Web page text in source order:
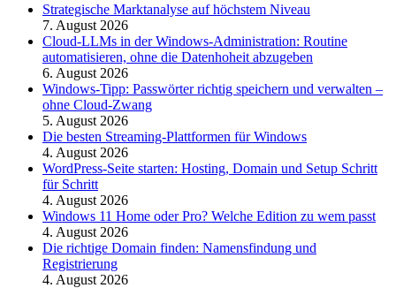
Strategische Marktanalyse auf höchstem Niveau
7. August 2026
Cloud-LLMs in der Windows-Administration: Routine
automatisieren, ohne die Datenhoheit abzugeben
6. August 2026
Windows-Tipp: Passwörter richtig speichern und verwalten –
ohne Cloud-Zwang
5. August 2026
Die besten Streaming-Plattformen für Windows
4. August 2026
WordPress-Seite starten: Hosting, Domain und Setup Schritt
für Schritt
4. August 2026
Windows 11 Home oder Pro? Welche Edition zu wem passt
4. August 2026
Die richtige Domain finden: Namensfindung und
Registrierung
4. August 2026